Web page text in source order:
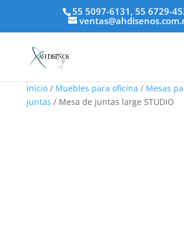
55 5097-6131, 55 6729-
Inicio/ Muebles para oficina / Mesas
juntas / Mesa de juntas large STUDIO